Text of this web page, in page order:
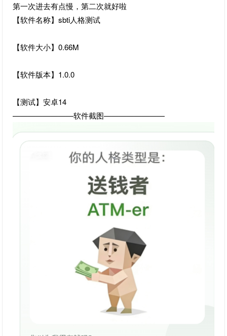
第一次进去有点慢，第二次就好啦
【软件名称】sbti人格测试
【软件大小】0.66M
【软件版本】1.0.0
【测试】安卓14
————————软件截图————————